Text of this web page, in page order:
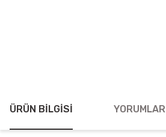
ÜRÜN BILGISI YORUMLAR